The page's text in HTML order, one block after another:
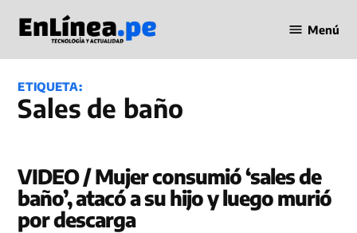
contenido
en Línea
Menú
ETIQUETA:
Sales de baño
VIDEO / Mujer consumió ‘sales de
baño’, atacó a su hijo y luego murió
por descarga